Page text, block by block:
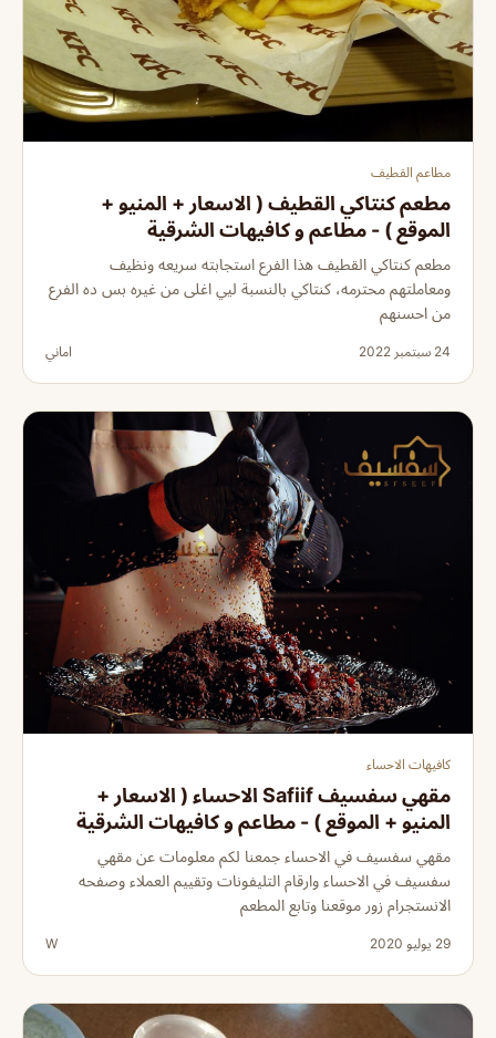
مطاعم القطيف
مطعم كنتاكي القطيف ( الاسعار + المنيو +
الموقع ) - مطاعم و كافيهات الشرقية
مطعم كنتاكي القطيف هذا الفرع استجابته سريعه ونظيف
ومعاملتهم محترمه، كنتاكي بالنسبة ليي اغلى من غيره بس ده الفرع
من احسنهم
24 سبتمبر 2022 اماني
كافيهات الاحساء
مقهي سفسيف Safiif الاحساء ( الاسعار +
المنيو + الموقع ) - مطاعم و كافيهات الشرقية
مقهي سفسيف في الاحساء جمعنا لكم معلومات عن مقهي
سفسيف في الاحساء وارقام التليفونات وتقييم العملاء وصفحه
الانستجرام زور موقعنا وتابع المطعم
29 يوليو 2020 W